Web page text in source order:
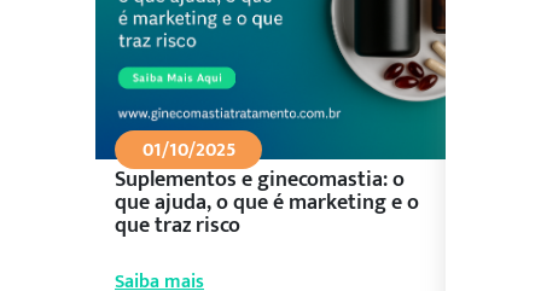
01/10/2025
Suplementos e ginecomastia: o
que ajuda, o que é marketing e o
que traz risco
Saiba mais